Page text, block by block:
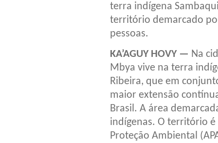
terra indígena
território demarcado
pessoas.
KA’AGUY HOVY — Na
Mbya vive na terra
Ribeira, que em
maior extensão
Brasil. A área
indígenas. O território
Proteção Ambiental